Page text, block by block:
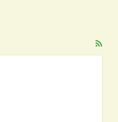
RSS
Feed